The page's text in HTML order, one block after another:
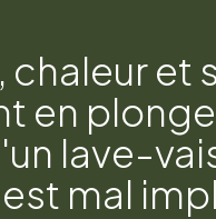
chaleur et
en
lave-
mal